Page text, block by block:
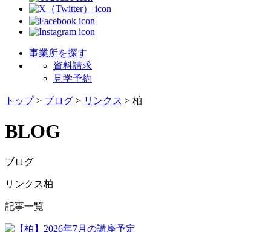
事業所を探す
資料請求
見学予約
トップ> ブログ > リンクス > 柏
BLOG
ブログ
リンクス柏
記事一覧